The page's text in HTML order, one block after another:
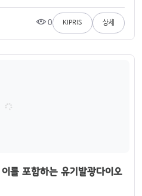
0 KIPRIS 상세
를 포함하는 유기발광다이오